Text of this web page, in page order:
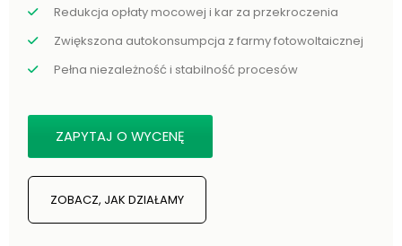
Redukcja opłaty mocowej i kar za przekroczenia
Zwiększona autokonsumpcja z farmy fotowoltaicznej
Pełna niezależność i stabilność procesów
ZAPYTAJ O WYCENĘ
ZOBACZ, JAK DZIAŁAMY